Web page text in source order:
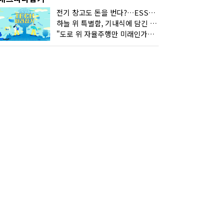
전기 창고도 돈을 번다?…ESS의 '두뇌' EMO가 뭐길래
하늘 위 특별함, 기내식에 담긴 기술의 세계
"도로 위 자율주행만 미래인가요"…진흙탕서 길 내는 HD현대 AI 기술